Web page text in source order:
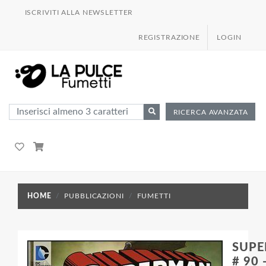
ISCRIVITI ALLA NEWSLETTER
REGISTRAZIONE LOGIN
RICERCA AVANZATA
HOME PUBBLICAZIONI FUMETTI
# 90